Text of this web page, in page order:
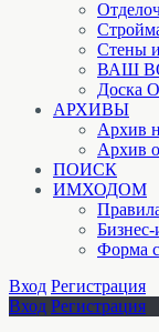
Стены
ВАШ
Доска
АРХИВЫ
Архив
Архив
ПОИСК
ИМХОДОМ
Бизнес-
Форма
Вход Регистрация
Вход Регистрация